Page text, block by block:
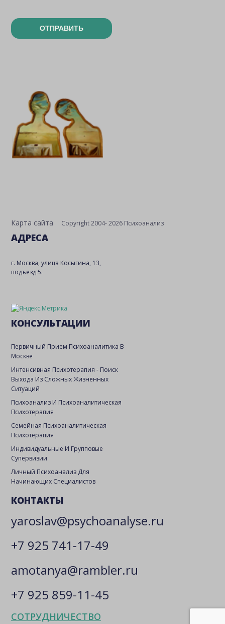
ОТПРАВИТЬ
Карта сайта Copyright 2004- 2026 Психоанализ
АДРЕСА
г. Москва, улица Косыгина, 13,
подъезд 5.
КОНСУЛЬТАЦИИ
Первичный Прием Психоаналитика В
Москве
Интенсивная Психотерапия - Поиск
Выхода Из Сложных Жизненных
Ситуаций
Психоанализ И Психоаналитическая
Психотерапия
Семейная Психоаналитическая
Психотерапия
Индивидуальные И Групповые
Супервизии
Личный Психоанализ Для
Начинающих Специалистов
КОНТАКТЫ
yaroslav@psychoanalyse.ru
+7 925 741-17-49
amotanya@rambler.ru
+7 925 859-11-45
СОТРУДНИЧЕСТВО